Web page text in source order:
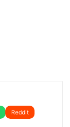
Reddit